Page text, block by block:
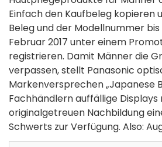
Einfach den Kaufbeleg kopieren
Beleg und der Modellnummer bis
Februar 2017 unter einem
registrieren. Damit Männer die
verpassen, stellt Panasonic
Markenversprechen „Japanese
Fachhändlern auffällige Displays
originalgetreuen Nachbildung
Schwerts zur Verfügung. Also: